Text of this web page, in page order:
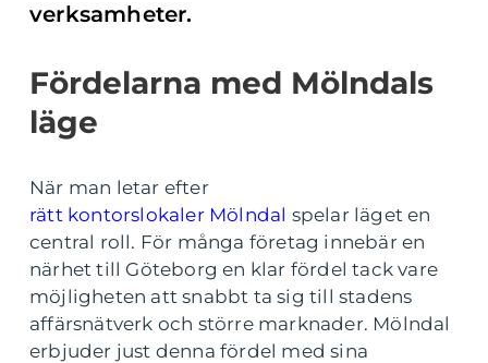
verksamheter.
Fördelarna med Mölndals
läge
När man letar efter
rätt kontorslokaler Mölndal spelar läget en
central roll. För många företag innebär en
närhet till Göteborg en klar fördel tack vare
möjligheten att snabbt ta sig till stadens
affärsnätverk och större marknader. Mölndal
erbjuder just denna fördel med sina